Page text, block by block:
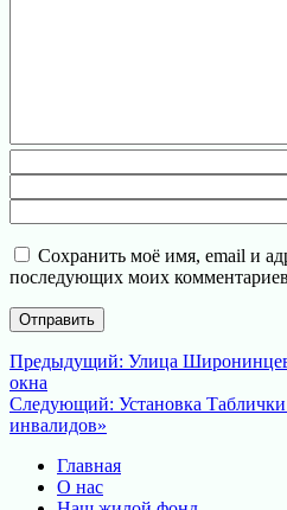
Сохранить моё имя, email и
последующих моих
Навигация
по
записям
Предыдущий: Предыдущая
Улица Широнинцев
окна
Следующий: Следующая
Установка
инвалидов»
Главная
О нас